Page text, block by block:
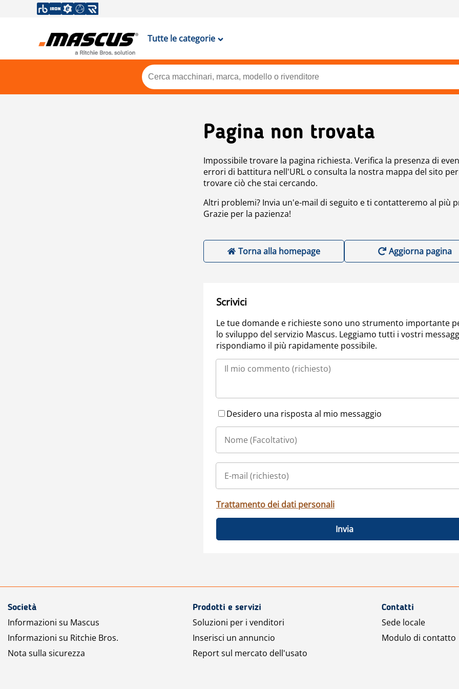
Tutte le categorie
Pagina non trovata
Impossibile trovare la pagina richiesta. Verifica la presenza di
errori di battitura nell'URL o consulta la nostra mappa del sito per
trovare ciò che stai cercando.
Altri problemi? Invia un'e-mail di seguito e ti contatteremo al più
Grazie per la pazienza!
Torna alla homepage Aggiorna pagina
Scrivici
Le tue domande e richieste sono uno strumento importante
lo sviluppo del servizio Mascus. Leggiamo tutti i vostri
rispondiamo il più rapidamente possibile.
Desidero una risposta al mio messaggio
Trattamento dei dati personali
Invia
Società
Informazioni su Mascus
Informazioni su Ritchie Bros.
Nota sulla sicurezza
Prodotti e servizi
Soluzioni per i venditori
Inserisci un annuncio
Report sul mercato dell'usato
Contatti
Sede locale
Modulo di contatto